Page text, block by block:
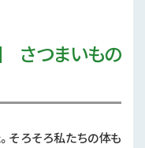
さつまいもの
そろそろ私たちの体も